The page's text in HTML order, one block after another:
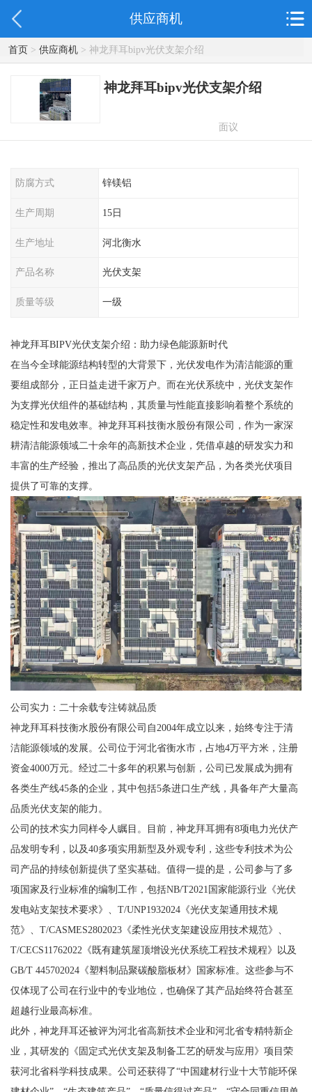
供应商机
首页> 供应商机> 神龙拜耳bipv光伏支架介绍
神龙拜耳bipv光伏支架介绍
面议
防腐方式 锌镁铝
生产周期 15日
生产地址 河北衡水
产品名称 光伏支架
质量等级 一级
神龙拜耳BIPV光伏支架介绍：助力绿色能源新时代
在当今全球能源结构转型的大背景下，光伏发电作为清洁能源的重
要组成部分，正日益走进千家万户。而在光伏系统中，光伏支架作
为支撑光伏组件的基础结构，其质量与性能直接影响着整个系统的
稳定性和发电效率。神龙拜耳科技衡水股份有限公司，作为一家深
耕清洁能源领域二十余年的高新技术企业，凭借卓越的研发实力和
丰富的生产经验，推出了高品质的光伏支架产品，为各类光伏项目
提供了可靠的支撑。
公司实力：二十余载专注铸就品质
神龙拜耳科技衡水股份有限公司自2004年成立以来，始终专注于清
洁能源领域的发展。公司位于河北省衡水市，占地4万平方米，注册
资金4000万元。经过二十多年的积累与创新，公司已发展成为拥有
各类生产线45条的企业，其中包括5条进口生产线，具备年产大量高
品质光伏支架的能力。
公司的技术实力同样令人瞩目。目前，神龙拜耳拥有8项电力光伏产
品发明专利，以及40多项实用新型及外观专利，这些专利技术为公
司产品的持续创新提供了坚实基础。值得一提的是，公司参与了多
项国家及行业标准的编制工作，包括NB/T2021国家能源行业《光伏
发电站支架技术要求》、T/UNP1932024《光伏支架通用技术规
范》、T/CASMES2802023《柔性光伏支架建设应用技术规范》、
T/CECS11762022《既有建筑屋顶增设光伏系统工程技术规程》以及
GB/T 445702024《塑料制品聚碳酸脂板材》国家标准。这些参与不
仅体现了公司在行业中的专业地位，也确保了其产品始终符合甚至
超越行业最高标准。
此外，神龙拜耳还被评为河北省高新技术企业和河北省专精特新企
业，其研发的《固定式光伏支架及制备工艺的研发与应用》项目荣
获河北省科学科技成果。公司还获得了“中国建材行业十大节能环保